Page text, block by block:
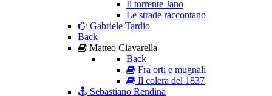
Il torrente Jano
Le strade raccontano
Gabriele Tardio
Back
Matteo Ciavarella
Back
Fra orti e mugnali
Il colera del 1837
Sebastiano Rendina